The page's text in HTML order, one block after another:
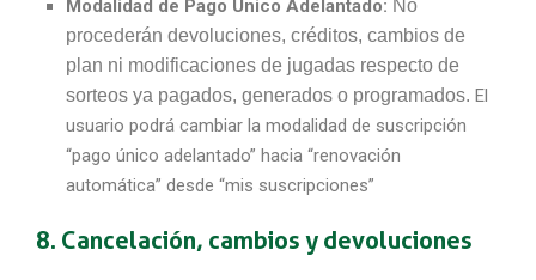
Modalidad de Pago Único Adelantado: No
procederán devoluciones, créditos, cambios de
plan ni modificaciones de jugadas respecto de
sorteos ya pagados, generados o programados. El
usuario podrá cambiar la modalidad de suscripción
“pago único adelantado” hacia “renovación
automática” desde “mis suscripciones”
8. Cancelación, cambios y devoluciones